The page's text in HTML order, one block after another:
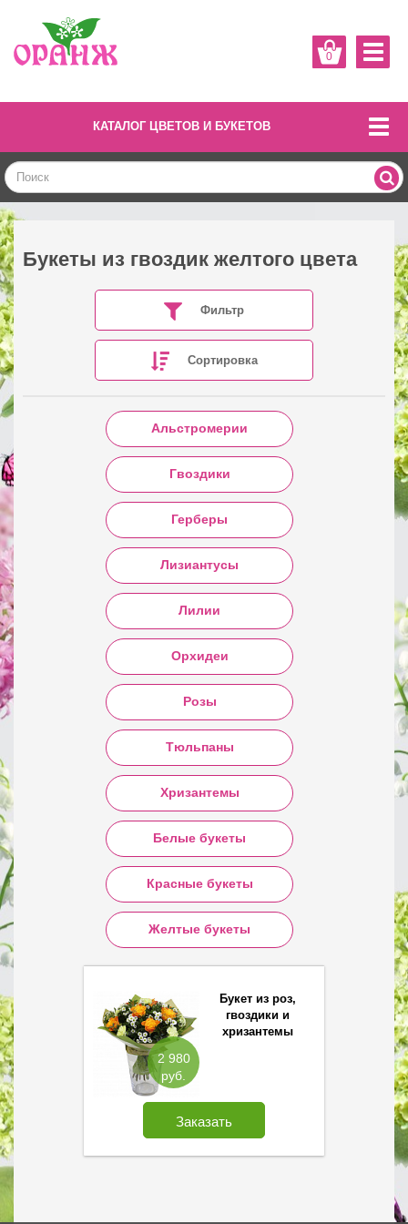
0
КАТАЛОГ ЦВЕТОВ И БУКЕТОВ
Букеты из гвоздик желтого цвета
Фильтр
Сортировка
Альстромерии
Гвоздики
Герберы
Лизиантусы
Лилии
Орхидеи
Розы
Тюльпаны
Хризантемы
Белые букеты
Красные букеты
Желтые букеты
2 980
руб.
Букет из роз,
гвоздики и
хризантемы
Заказать